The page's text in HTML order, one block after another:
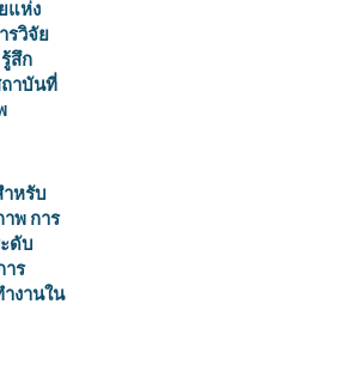
แห่ง
รวิจัย
สึก
าบันที่
หรับ
พ การ
ดับ
ร
งานใน